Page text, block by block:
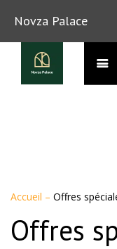
Novza Palace
Accueil – Offres
Offres